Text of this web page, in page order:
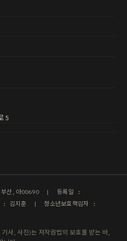
5
산,아00690 | 등록일 :
김지훈 | 청소년보호책임자 :
기사, 사진)는 저작권법의 보호를 받는 바,